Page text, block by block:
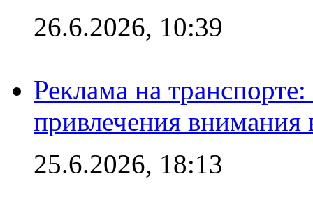
26.6.2026, 10:39
Реклама на
привлечения внимания
25.6.2026, 18:13